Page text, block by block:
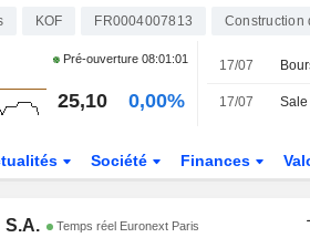
KOF FR0004007813 Construction
Pré-ouverture08:01:01
25,10 0,00%
17/07
17/07
Société Finances
Temps réel Euronext Paris